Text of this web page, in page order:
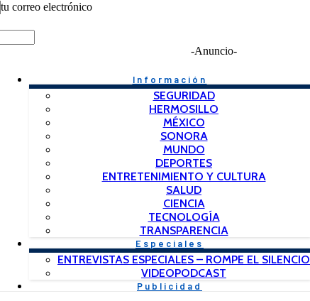
tu correo electrónico
-Anuncio-
Información
SEGURIDAD
HERMOSILLO
MÉXICO
SONORA
MUNDO
DEPORTES
ENTRETENIMIENTO Y CULTURA
SALUD
CIENCIA
TECNOLOGÍA
TRANSPARENCIA
Especiales
ENTREVISTAS ESPECIALES – ROMPE EL SILENCIO
VIDEOPODCAST
Publicidad